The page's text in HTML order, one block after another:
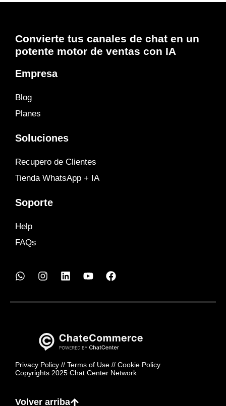
Convierte tus canales de chat en un
potente motor de ventas con IA
Empresa
Blog
Planes
Soluciones
Recupero de Clientes
Tienda WhatsApp + IA
Soporte
Help
FAQs
Privacy Policy // Terms of Use // Cookie Policy
Copyrights 2025 Chat Center Network
Volver arriba